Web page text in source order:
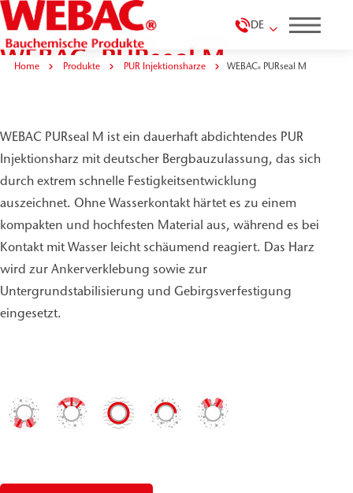
DE
Home Produkte PUR Injektionsharze WEBAC®PURseal M
WEBAC®PURseal M
WEBAC PURseal M ist ein dauerhaft abdichtendes PUR
Injektionsharz mit deutscher Bergbauzulassung, das sich
durch extrem schnelle Festigkeitsentwicklung
auszeichnet. Ohne Wasserkontakt härtet es zu einem
kompakten und hochfesten Material aus, während es bei
Kontakt mit Wasser leicht schäumend reagiert. Das Harz
wird zur Ankerverklebung sowie zur
Untergrundstabilisierung und Gebirgsverfestigung
eingesetzt.